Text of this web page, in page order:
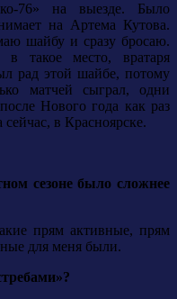
76» на выезде. Было
на Артема Кутова.
шайбу и сразу бросаю.
такое место, вратаря
рад этой шайбе, потому
матчей сыграл, одни
Нового года как раз
в Красноярске.
сезоне было сложнее
прям активные, прям
для меня были.